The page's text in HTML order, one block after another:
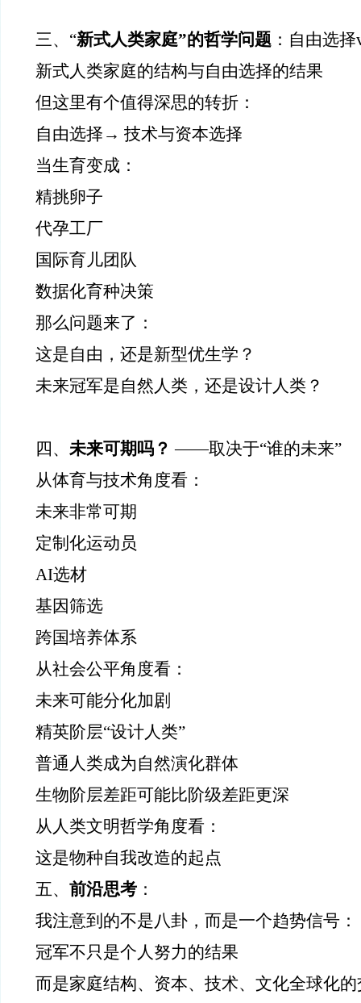
三、“新式人类家庭”的哲学问题 ：自由选
新式人类家庭的结构与自由选择的结果
但这里有个值得深思的转折：
自由选择→ 技术与资本选择
当生育变成：
精挑卵子
代孕工厂
国际育儿团队
数据化育种决策
那么问题来了：
这是自由，还是新型优生学？
未来冠军是自然人类，还是设计人类？
四、 未来可期吗？ ——取决于“谁的未来”
从体育与技术角度看：
未来非常可期
定制化运动员
AI选材
基因筛选
跨国培养体系
从社会公平角度看：
未来可能分化加剧
精英阶层“设计人类”
普通人类成为自然演化群体
生物阶层差距可能比阶级差距更深
从人类文明哲学角度看：
这是物种自我改造的起点
五、 前沿思考 ：
我注意到的不是八卦，而是一个趋势信号：
冠军不只是个人努力的结果
而是家庭结构、资本、技术、文化全球化